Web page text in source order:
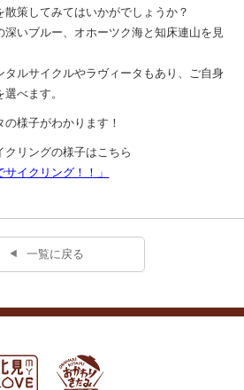
策してみてはいかがでしょうか？
深いブルー、オホーツク海と知床連山を見
タルサイクルやラヴィータもあり、ご自身
べます。
の様子がわかります！
クリングの様子はこちら
イクリング！！」
一覧に戻る